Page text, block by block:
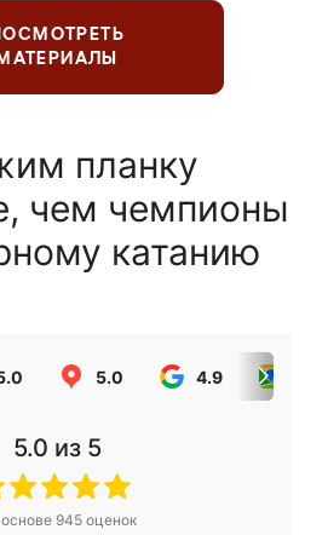
планку
чем чемпионы
катанию
5.0 4.9
5.0 из 5
945оценок